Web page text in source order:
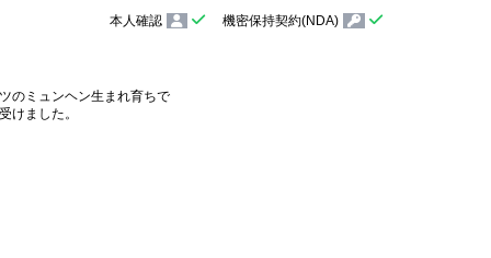
本人確認
機密保持契約(NDA)
のミュンヘン生まれ育ちで
けました。